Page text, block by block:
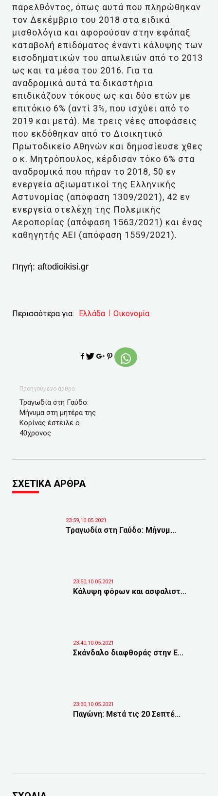
παρελθόντος, όπως αυτά που πληρώθηκαν
τον Δεκέμβριο του 2018 στα ειδικά
μισθολόγια και αφορούσαν στην εφάπαξ
καταβολή επιδόματος έναντι κάλυψης των
εισοδηματικών του απωλειών από το 2013
ως και τα μέσα του 2016. Για τα
αναδρομικά αυτά τα δικαστήρια
επιδικάζουν τόκους ως και δύο ετών με
επιτόκιο 6% (αντί 3%, που ισχύει από το
2019 και μετά). Με τρεις νέες αποφάσεις
που εκδόθηκαν από το Διοικητικό
Πρωτοδικείο Αθηνών και δημοσίευσε χθες
ο κ. Μητρόπουλος, κέρδισαν τόκο 6% στα
αναδρομικά που πήραν το 2018, 50 εν
ενεργεία αξιωματικοί της Ελληνικής
Αστυνομίας (απόφαση 1309/2021), 42 εν
ενεργεία στελέχη της Πολεμικής
Αεροπορίας (απόφαση 1563/2021) και ένας
καθηγητής ΑΕΙ (απόφαση 1559/2021).
Πηγή: aftodioikisi.gr
Περισσότερα για: Ελλάδα Οικονομία
Προηγούμενο άρθρο
Τραγωδία στη Γαύδο:
Μήνυμα στη μητέρα της
Κορίνας έστειλε ο
40χρονος
ΣΧΕΤΙΚΑ ΑΡΘΡΑ
23:59,10.05.2021
Τραγωδία στη Γαύδο: Μήνυμ...
23:50,10.05.2021
Κάλυψη φόρων και ασφαλιστ...
23:40,10.05.2021
Σκάνδαλο διαφθοράς στην Ε...
23:30,10.05.2021
Παγώνη: Μετά τις 20 Σεπτέ...